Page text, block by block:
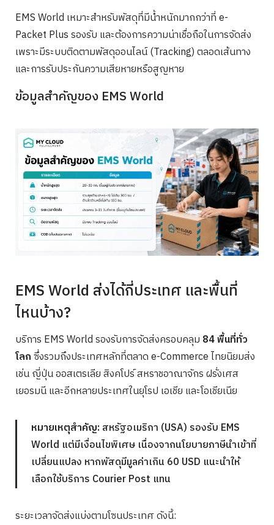
EMS World เหมาะสำหรับพัสดุที่มีน้ำหนักมากกว่าที่ e-
Packet Plus รองรับ และต้องการความน่าเชื่อถือในการจัดส่ง
เพราะมีระบบติดตามพัสดุออนไลน์ (Tracking) ตลอดเส้นทาง
และการรับประกันความเสียหายหรือสูญหาย
ข้อมูลสำคัญของ EMS World
EMS World ส่งได้กี่ประเทศ และพื้นที่
ไหนบ้าง?
บริการ EMS World รองรับการจัดส่งครอบคลุม 84 พื้นที่ทั่ว
โลกซึ่งรวมถึงประเทศหลักที่ตลาด e-Commerce ไทยนิยมส่ง
เช่น ญี่ปุ่น ออสเตรเลีย สิงคโปร์ สหราชอาณาจักร ฝรั่งเศส
เยอรมนี และอีกหลายประเทศในยุโรป เอเชีย และโอเชียเนีย
หมายเหตุสำคัญ:สหรัฐอเมริกา (USA) รองรับ EMS
World แต่มีเงื่อนไขพิเศษ เนื่องจากนโยบายภาษีนำเข้าที่
เปลี่ยนแปลง หากพัสดุมีมูลค่าเกิน 60 USD แนะนำให้
เลือกใช้บริการ Courier Post แทน
ระยะเวลาจัดส่งแบ่งตามโซนประเทศ ดังนี้: